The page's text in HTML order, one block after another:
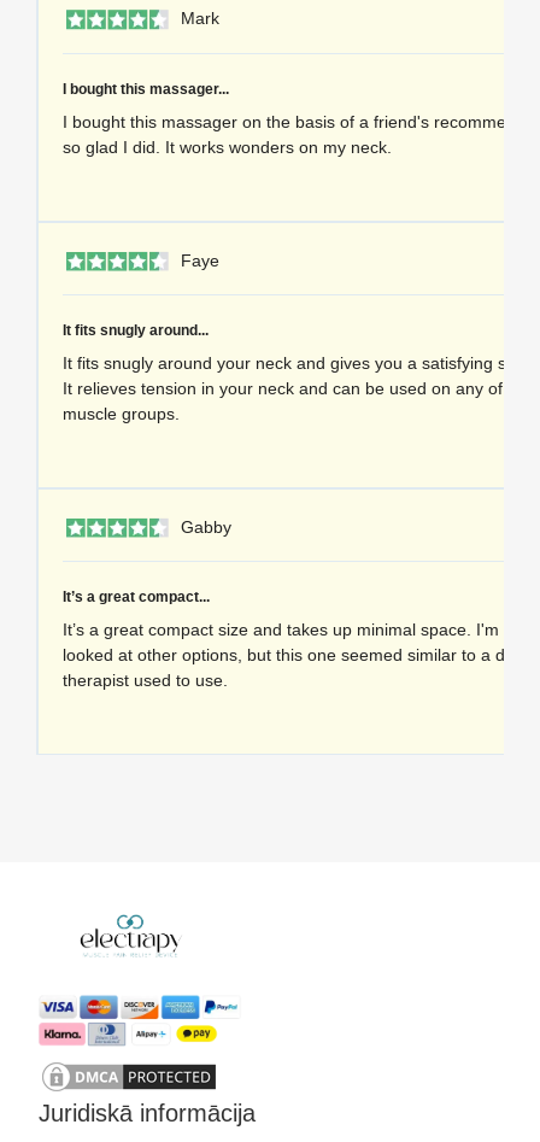
Mark
I bought this massager...
I bought this massager on the basis of a friend's
so glad I did. It works wonders on my neck.
Faye
It fits snugly around...
It fits snugly around your neck and gives you a satisfying
It relieves tension in your neck and can be used on any of the
muscle groups.
Gabby
It’s a great compact...
It’s a great compact size and takes up minimal space. I'm
looked at other options, but this one seemed similar to a
therapist used to use.
Juridiskā informācija